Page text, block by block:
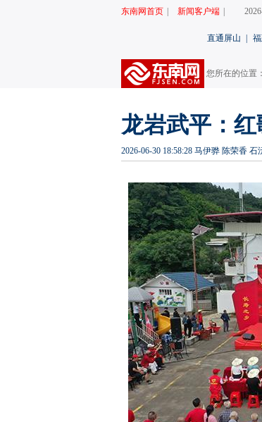
东南网首页 新闻客户端
直通屏山
您所在的位置：
龙岩武平：
2026-06-30 18:58:28 马伊骅 陈荣香 石